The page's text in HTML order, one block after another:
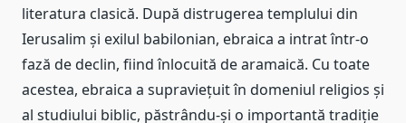
literatura clasică. După distrugerea templului din
Ierusalim și exilul babilonian, ebraica a intrat într-o
fază de declin, fiind înlocuită de aramaică. Cu toate
acestea, ebraica a supraviețuit în domeniul religios și
al studiului biblic, păstrându-și o importantă tradiție